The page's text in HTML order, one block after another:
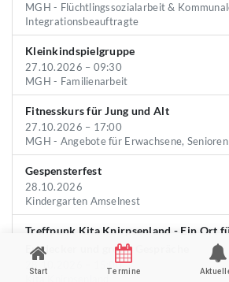
MGH - Flüchtlingssozialarbeit &
Integrationsbeauftragte
Kleinkindspielgruppe
27.10.2026 – 09:30
MGH - Familienarbeit
Fitnesskurs für Jung und Alt
27.10.2026 – 17:00
MGH - Angebote für Erwachsene,
Gespensterfest
28.10.2026
Kindergarten Amselnest
Treffpunk Kita Knirpsenland - Ein Ort
Entdecker und große Gespräche
28.10.2026 – 15:00
Start Termine